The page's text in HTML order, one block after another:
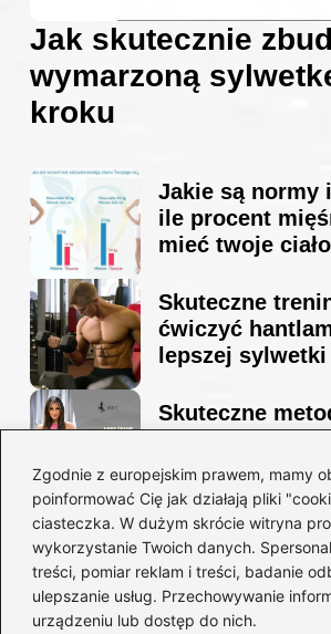
Zgodnie z europejskim prawem, mamy
poinformować Cię jak działają pliki
ciasteczka. W dużym skrócie witryna
wykorzystanie Twoich danych.
treści, pomiar reklam i treści, badanie
ulepszanie usług. Przechowywanie
urządzeniu lub dostęp do nich.
Jak skutecznie
wymarzoną
kroku
Jakie są normy
ile procent
mieć twoje
Skuteczne
ćwiczyć
lepszej sylwetki
Skuteczne
sylwetkę w
Idealny
go do swojej